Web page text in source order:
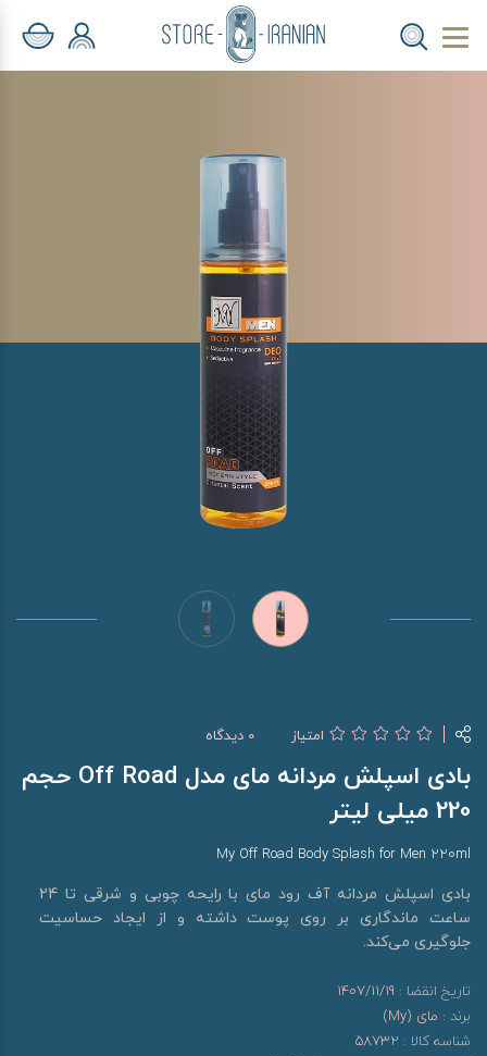
امتیاز 0 دیدگاه
بادی اسپلش مردانه مای مدل Off Road حجم
220 میلی لیتر
My Off Road Body Splash for Men 220ml
بادی اسپلش مردانه آف رود مای با رایحه چوبی و شرقی تا 24
ساعت ماندگاری بر روی پوست داشته و از ایجاد حساسیت
جلوگیری می‌کند.
تاریخ انقضا : 1407/11/19
برند : مای (My)
شناسه کالا : 58732